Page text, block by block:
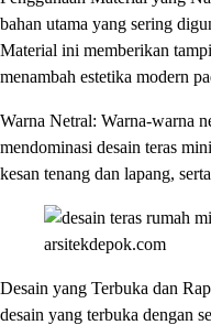
bahan utama yang sering
Material ini memberikan
menambah estetika modern
Warna Netral: Warna-warna
mendominasi desain teras
kesan tenang dan lapang,
arsitekdepok.com
Desain yang Terbuka dan
desain yang terbuka dengan